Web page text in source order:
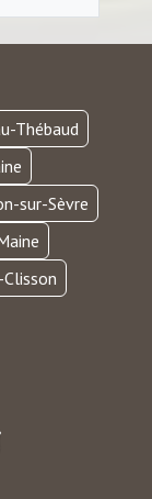
Thébaud
sur-Sèvre